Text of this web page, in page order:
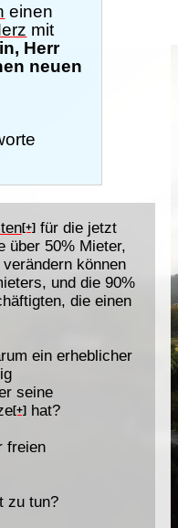
einen
mit
Herr
neuen
[+]für die jetzt
über 50% Mieter,
können
und die 90%
die einen
ein erheblicher
seine
[+]hat?
freien
zu tun?